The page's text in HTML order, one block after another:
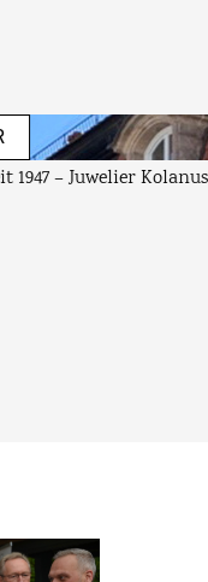
Kulmbach und